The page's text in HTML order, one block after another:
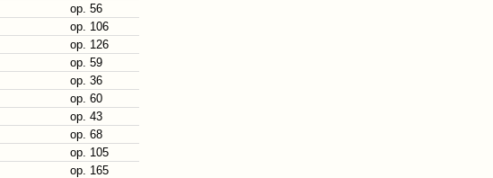
op. 56
op. 106
op. 126
op. 59
op. 36
op. 60
op. 43
op. 68
op. 105
op. 165